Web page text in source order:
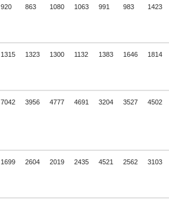
920 863 1080 1063 991 983 1423
1315 1323 1300 1132 1383 1646 1814
7042 3956 4777 4691 3204 3527 4502
1699 2604 2019 2435 4521 2562 3103